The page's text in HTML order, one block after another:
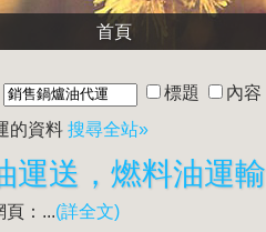
首頁
標題
內容
的資料 搜尋全站»
運送，燃料油運
頁：...(詳全文)